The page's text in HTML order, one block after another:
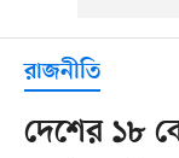
রাজনীতি
দেশের ১৮